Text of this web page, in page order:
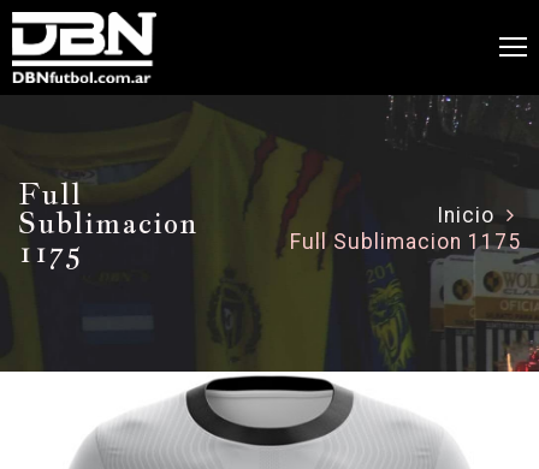
Full
Sublimacion
1175
Inicio
Full Sublimacion 1175